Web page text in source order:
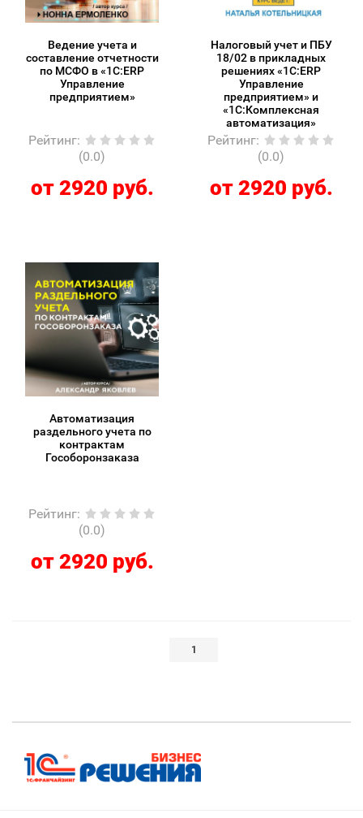
Ведение учета и
составление отчетности
по МСФО в «1С:ERP
Управление
предприятием»
Рейтинг:
(0.0)
от 2920 руб.
Налоговый учет и ПБУ
18/02 в прикладных
решениях «1С:ERP
Управление
предприятием» и
«1С:Комплексная
автоматизация»
Рейтинг:
(0.0)
от 2920 руб.
Автоматизация
раздельного учета по
контрактам
Гособоронзаказа
Рейтинг:
(0.0)
от 2920 руб.
1